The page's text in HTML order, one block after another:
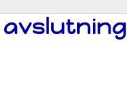
avslutning